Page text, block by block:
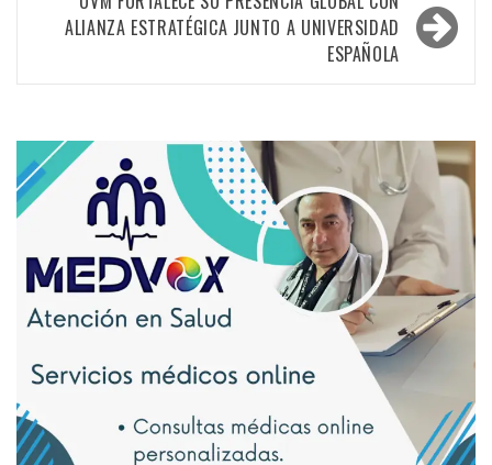
ALIANZA ESTRATÉGICA JUNTO A UNIVERSIDAD
ESPAÑOLA